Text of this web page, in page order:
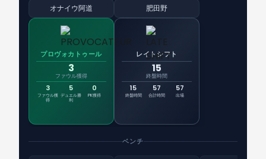
オナイウ阿道
プロヴォカトゥール
3
ファウル獲得
3
ファウル獲
得
5
デュエル勝
利
0
PK獲得
肥田野
レイトシフト
15
終盤時間
15
終盤時間
57
合計時間
57
出場
ベンチ